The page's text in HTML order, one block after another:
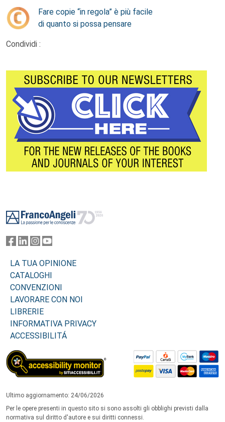
Fare copie “in regola” è più facile
di quanto si possa pensare
Condividi :
LA TUA OPINIONE
CATALOGHI
CONVENZIONI
LAVORARE CON NOI
LIBRERIE
INFORMATIVA PRIVACY
ACCESSIBILITÁ
Ultimo aggiornamento: 24/06/2026
Per le opere presenti in questo sito si sono assolti gli obblighi previsti dalla
normativa sul diritto d'autore e sui diritti connessi.